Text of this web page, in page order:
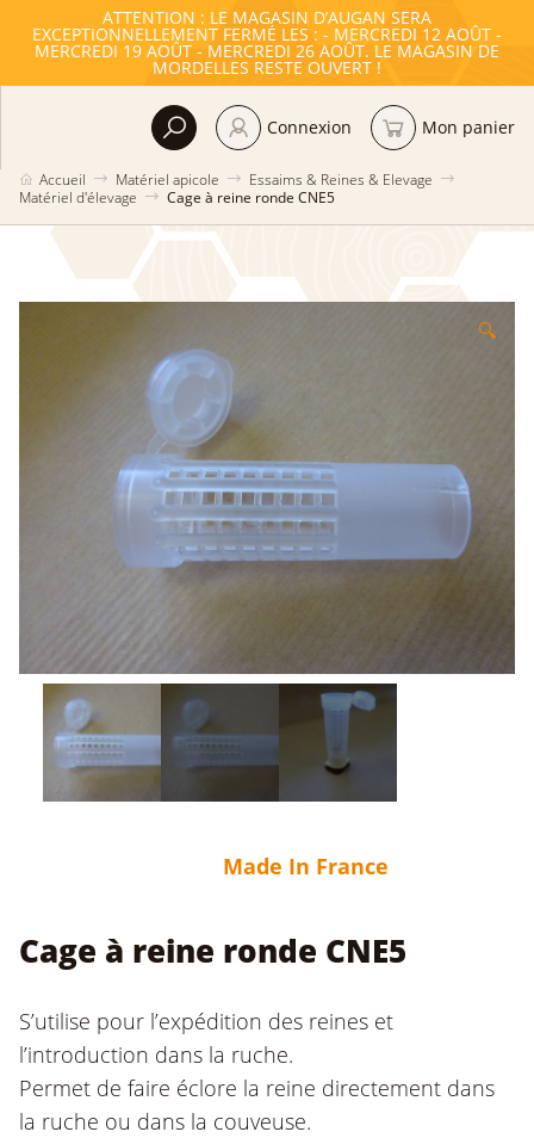
ATTENTION : LE MAGASIN D’AUGAN SERA
EXCEPTIONNELLEMENT FERMÉ LES : - MERCREDI 12 AOÛT -
MERCREDI 19 AOÛT - MERCREDI 26 AOÛT. LE MAGASIN DE
MORDELLES RESTE OUVERT !
Accueil Matériel apicole
Essaims & Reines & Elevage
Matériel d'élevage
Cage à reine ronde CNE5
Connexion Mon panier
🔍
Made In France
Cage à reine ronde CNE5
S’utilise pour l’expédition des reines et
l’introduction dans la ruche.
Permet de faire éclore la reine directement dans
la ruche ou dans la couveuse.